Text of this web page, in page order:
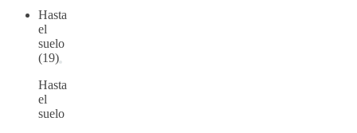
Hasta
el
suelo
(19)
Hasta
el
suelo